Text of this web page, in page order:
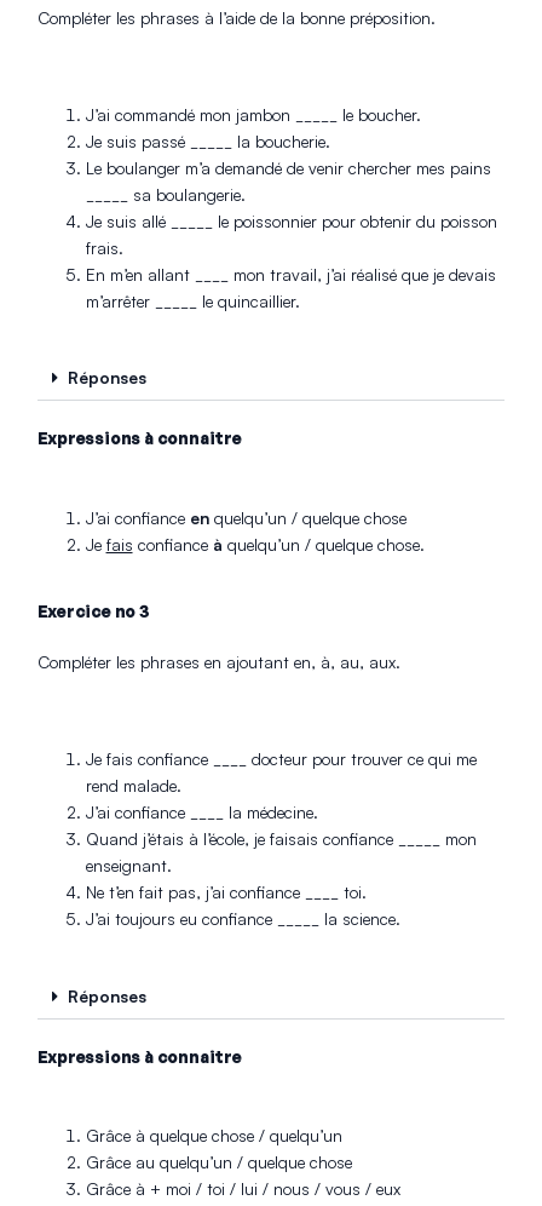
Compléter les phrases à l’aide de la bonne préposition.
J’ai commandé mon jambon _____ le boucher.
Je suis passé _____ la boucherie.
Le boulanger m’a demandé de venir chercher mes pains
_____ sa boulangerie.
Je suis allé _____ le poissonnier pour obtenir du poisson
frais.
En m’en allant ____ mon travail, j’ai réalisé que je devais
m’arrêter _____ le quincaillier.
Réponses
Expressions à connaitre
J’ai confiance enquelqu’un / quelque chose
Je fais confiance à quelqu’un / quelque chose.
Exercice no 3
Compléter les phrases en ajoutant en, à, au, aux.
Je fais confiance ____ docteur pour trouver ce qui me
rend malade.
J’ai confiance ____ la médecine.
Quand j’étais à l’école, je faisais confiance _____ mon
enseignant.
Ne t’en fait pas, j’ai confiance ____ toi.
J’ai toujours eu confiance _____ la science.
Réponses
Expressions à connaitre
Grâce à quelque chose / quelqu’un
Grâce au quelqu’un / quelque chose
Grâce à + moi / toi / lui / nous / vous / eux